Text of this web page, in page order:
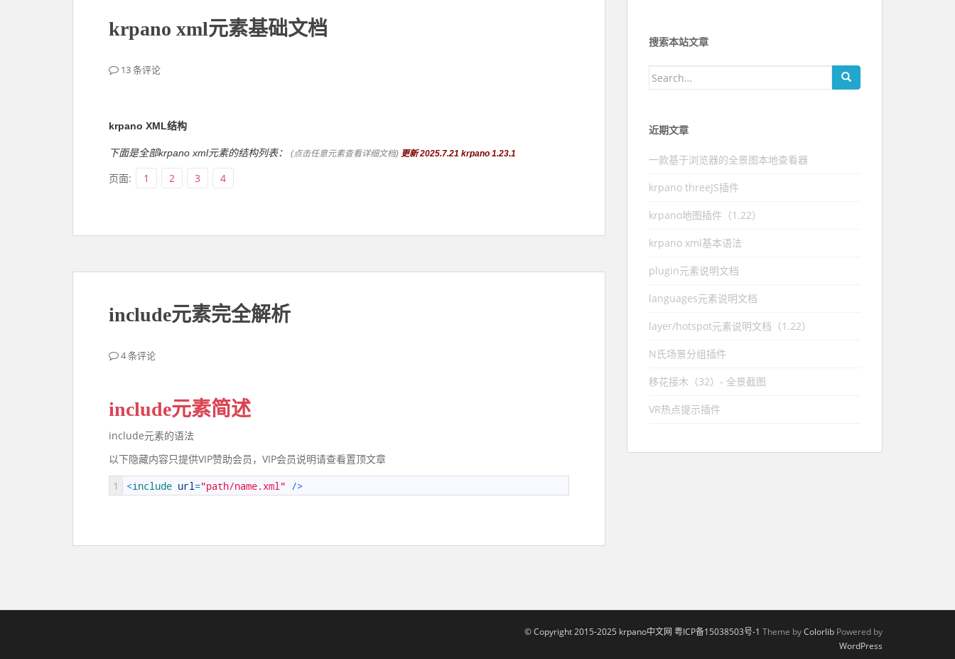
krpano xml元素基础文档
13 条评论
krpano XML结构
下面是全部krpano xml元素的结构列表： (点击任意元素查看详细文档) 更新 2025.7.21 krpano 1.23.1
页面: 1 2 3 4
include元素完全解析
4 条评论
include元素简述
include元素的语法
以下隐藏内容只提供VIP赞助会员，VIP会员说明请查看置顶文章
1 <include url="path/name.xml" />
搜索本站文章
Search for:
近期文章
一款基于浏览器的全景图本地查看器
krpano threeJS插件
krpano地图插件（1.22）
krpano xml基本语法
plugin元素说明文档
languages元素说明文档
layer/hotspot元素说明文档（1.22）
N氏场景分组插件
移花接木（32）- 全景截图
VR热点提示插件
© Copyright 2015-2025 krpano中文网 粤ICP备15038503号-1 Theme byColorlib Powered by
WordPress